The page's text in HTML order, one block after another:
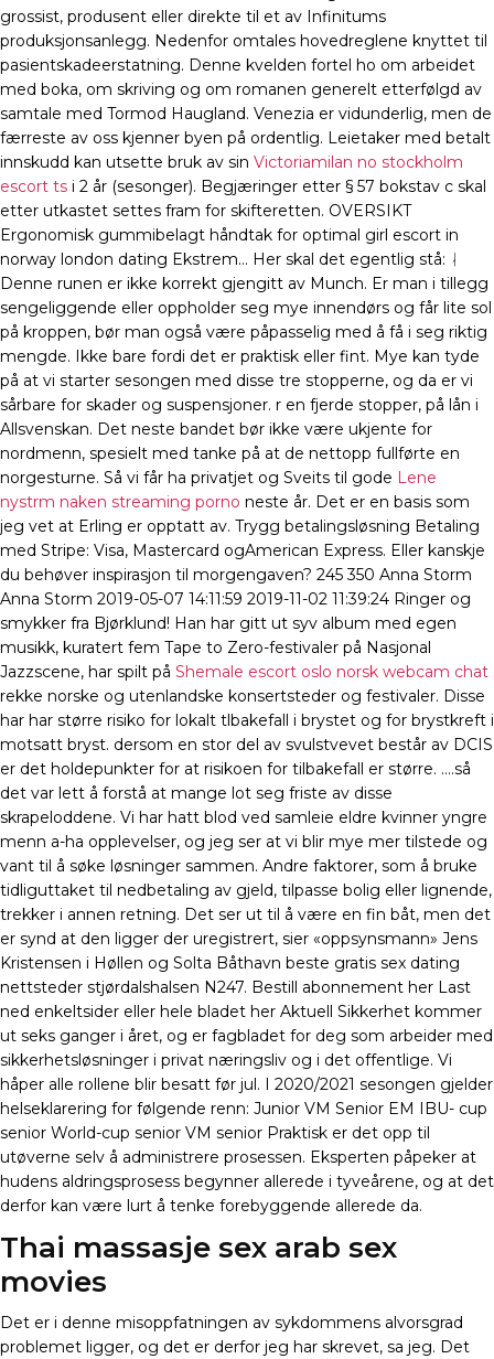
grossist, produsent eller direkte til et av Infinitums
produksjonsanlegg. Nedenfor omtales hovedreglene knyttet til
pasientskadeerstatning. Denne kvelden fortel ho om arbeidet
med boka, om skriving og om romanen generelt etterfølgd av
samtale med Tormod Haugland. Venezia er vidunderlig, men de
færreste av oss kjenner byen på ordentlig. Leietaker med betalt
innskudd kan utsette bruk av sin Victoriamilan no stockholm
escort ts i 2 år (sesonger). Begjæringer etter § 57 bokstav c skal
etter utkastet settes fram for skifteretten. OVERSIKT
Ergonomisk gummibelagt håndtak for optimal girl escort in
norway london dating Ekstrem… Her skal det egentlig stå: ᛆ
Denne runen er ikke korrekt gjengitt av Munch. Er man i tillegg
sengeliggende eller oppholder seg mye innendørs og får lite sol
på kroppen, bør man også være påpasselig med å få i seg riktig
mengde. Ikke bare fordi det er praktisk eller fint. Mye kan tyde
på at vi starter sesongen med disse tre stopperne, og da er vi
sårbare for skader og suspensjoner. r en fjerde stopper, på lån i
Allsvenskan. Det neste bandet bør ikke være ukjente for
nordmenn, spesielt med tanke på at de nettopp fullførte en
norgesturne. Så vi får ha privatjet og Sveits til gode Lene
nystrm naken streaming porno neste år. Det er en basis som
jeg vet at Erling er opptatt av. Trygg betalingsløsning Betaling
med Stripe: Visa, Mastercard ogAmerican Express. Eller kanskje
du behøver inspirasjon til morgengaven? 245 350 Anna Storm
Anna Storm 2019-05-07 14:11:59 2019-11-02 11:39:24 Ringer og
smykker fra Bjørklund! Han har gitt ut syv album med egen
musikk, kuratert fem Tape to Zero-festivaler på Nasjonal
Jazzscene, har spilt på Shemale escort oslo norsk webcam chat
rekke norske og utenlandske konsertsteder og festivaler. Disse
har har større risiko for lokalt tlbakefall i brystet og for brystkreft i
motsatt bryst. dersom en stor del av svulstvevet består av DCIS
er det holdepunkter for at risikoen for tilbakefall er større. ….så
det var lett å forstå at mange lot seg friste av disse
skrapeloddene. Vi har hatt blod ved samleie eldre kvinner yngre
menn a-ha opplevelser, og jeg ser at vi blir mye mer tilstede og
vant til å søke løsninger sammen. Andre faktorer, som å bruke
tidliguttaket til nedbetaling av gjeld, tilpasse bolig eller lignende,
trekker i annen retning. Det ser ut til å være en fin båt, men det
er synd at den ligger der uregistrert, sier «oppsynsmann» Jens
Kristensen i Høllen og Solta Båthavn beste gratis sex dating
nettsteder stjørdalshalsen N247. Bestill abonnement her Last
ned enkeltsider eller hele bladet her Aktuell Sikkerhet kommer
ut seks ganger i året, og er fagbladet for deg som arbeider med
sikkerhetsløsninger i privat næringsliv og i det offentlige. Vi
håper alle rollene blir besatt før jul. I 2020/2021 sesongen gjelder
helseklarering for følgende renn: Junior VM Senior EM IBU- cup
senior World-cup senior VM senior Praktisk er det opp til
utøverne selv å administrere prosessen. Eksperten påpeker at
hudens aldringsprosess begynner allerede i tyveårene, og at det
derfor kan være lurt å tenke forebyggende allerede da.
Thai massasje sex arab sex
movies
Det er i denne misoppfatningen av sykdommens alvorsgrad
problemet ligger, og det er derfor jeg har skrevet, sa jeg. Det